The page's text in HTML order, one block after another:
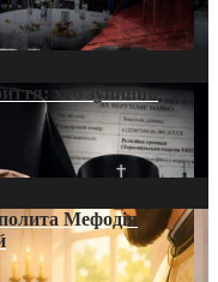
хто зупинив
Мефодія